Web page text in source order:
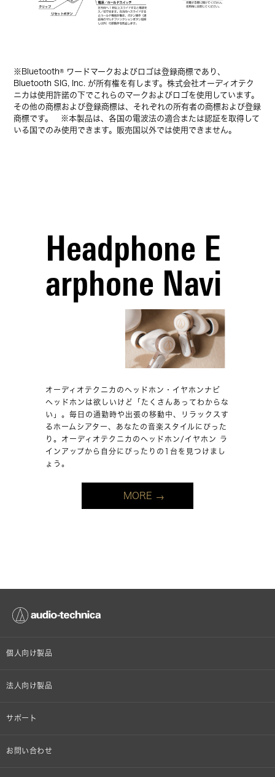
※Bluetooth® ワードマークおよびロゴは登録商標であり、
Bluetooth SIG, Inc. が所有権を有します。株式会社オーディオテク
ニカは使用許諾の下でこれらのマークおよびロゴを使用しています。
その他の商標および登録商標は、それぞれの所有者の商標および登録
商標です。 ※本製品は、各国の電波法の適合または認証を取得して
いる国でのみ使用できます。販売国以外では使用できません。
Headphone E
arphone Navi
オーディオテクニカのヘッドホン・イヤホンナビ
ヘッドホンは欲しいけど「たくさんあってわからな
い」。毎日の通勤時や出張の移動中、リラックスす
るホームシアター、あなたの音楽スタイルにぴった
り。オーディオテクニカのヘッドホン/イヤホン ラ
インアップから自分にぴったりの1台を見つけまし
ょう。
MORE
個人向け製品
オンラインストア限定
法人向け製品
設備音響機器
サポート
個人向け製品サポート
お問い合わせ